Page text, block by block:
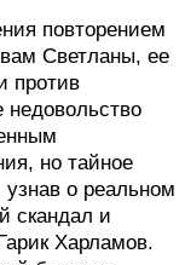
повторением
Светланы, ее
против
но тайное
о реальном
скандал и
Харламов.